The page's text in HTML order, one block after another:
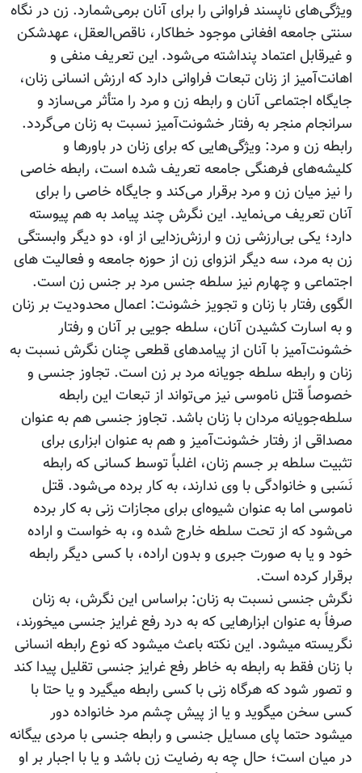
ویژگی‌های ناپسند فراوانی را برای آنان برمی‌شمارد. زن در نگاه
سنتی جامعه افغانی موجود خطاکار، ناقص‌العقل، عهدشکن
و غیرقابل اعتماد پنداشته می‌شود. این تعریف منفی و
اهانت‌آمیز از زنان تبعات فراوانی دارد که ارزش انسانی زنان،
جایگاه اجتماعی آنان و رابطه زن و مرد را متأثر می‌سازد و
سرانجام منجر به رفتار خشونت‌آمیز نسبت به زنان می‌گردد.
رابطه زن و مرد: ویژگی‌هایی که برای زنان در باورها و
کلیشه‌های فرهنگی جامعه تعریف شده است، رابطه خاصی
را نیز میان زن و مرد برقرار می‌کند و جایگاه خاصی را برای
آنان تعریف می‌نماید. این نگرش چند پیامد به هم پیوسته
دارد؛ یکی بی‌ارزشی زن و ارزش‌زدایی از او، دو دیگر وابستگی
زن به مرد، سه دیگر انزوای زن از حوزه جامعه و فعالیت های
اجتماعی و چهارم نیز سلطه جنس مرد بر جنس زن است.
الگوی رفتار با زنان و تجویز خشونت: اعمال محدودیت بر زنان
و به اسارت کشیدن آنان، سلطه جویی بر آنان و رفتار
خشونت‌آمیز با آنان از پیامدهای قطعی چنان نگرش نسبت به
زنان و رابطه سلطه جویانه مرد بر زن است. تجاوز جنسی و
خصوصاً قتل ناموسی نیز می‌تواند از تبعات این رابطه
سلطه‌جویانه مردان با زنان باشد. تجاوز جنسی هم به عنوان
مصداقی از رفتار خشونت‌آمیز و هم به عنوان ابزاری برای
تثبیت سلطه بر جسم زنان، اغلباً توسط کسانی که رابطه
نَسَبی و خانوادگی با وی ندارند، به کار برده می‌شود. قتل
ناموسی اما به عنوان شیوه‌ای برای مجازات زنی به کار برده
می‌شود که از تحت سلطه خارج شده و، به خواست و اراده
خود و یا به صورت جبری و بدون اراده، با کسی دیگر رابطه
برقرار کرده است.
نگرش جنسی نسبت به زنان: براساس این نگرش، به زنان
صرفاً به عنوان ابزارهایی که به درد رفع غرایز جنسی می‫خورند،
نگریسته می‫شود. این نکته باعث می‫شود که نوع رابطه انسانی
با زنان فقط به رابطه به خاطر رفع غرایز جنسی تقلیل پیدا کند
و تصور شود که هرگاه زنی با کسی رابطه می‫گیرد و یا حتا با
کسی سخن می‫گوید و یا از پیش چشم مرد خانواده دور
می‫شود حتما پای مسایل جنسی و رابطه جنسی با مردی بیگانه
در میان است؛ حال چه به رضایت زن باشد و یا با اجبار بر او